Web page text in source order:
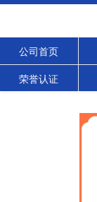
公司首页
荣誉认证